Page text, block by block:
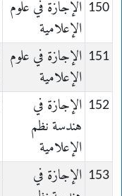
150 الإجازة في علوم
الإعلامية
151 الإجازة في علوم
الإعلامية
152 الإجازة في
هندسة نظم
الإعلامية
153 الإجازة في